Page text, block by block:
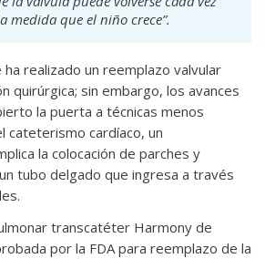
medida que el niño crece”.
realizado un reemplazo valvular
quirúrgica; sin embargo, los avances
la puerta a técnicas menos
cateterismo cardíaco, un
la colocación de parches y
tubo delgado que ingresa a través
transcatéter Harmony de
por la FDA para reemplazo de la